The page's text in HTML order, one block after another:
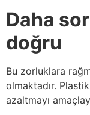
Daha
doğru
Bu zorluklara
olmaktadır.
azaltmayı